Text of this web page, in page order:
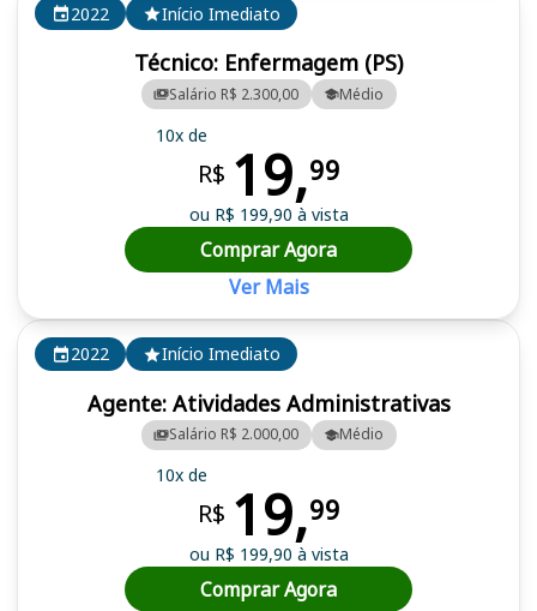
2022 Início Imediato
Agente: Atividades Administrativas
Salário R$ 2.000,00 Médio
10x de
R$ 19,99
ou R$ 199,90 à vista
Comprar Agora
2022 Início Imediato
Técnico: Enfermagem (PS)
Salário R$ 2.300,00 Médio
10x de
R$ 19,99
ou R$ 199,90 à vista
Comprar Agora
Ver Mais